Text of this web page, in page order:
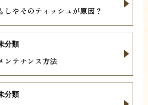
しやそのティッシュが原因？
ンテナンス方法
分類
分類